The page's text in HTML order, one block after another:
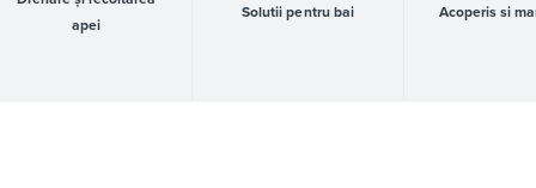
apei
Solutii pentru bai Acoperis si